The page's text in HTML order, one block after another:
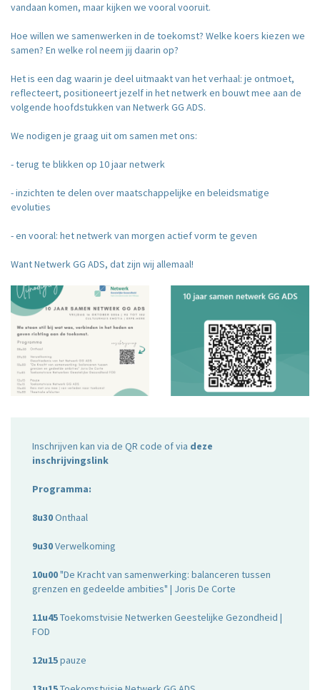
vandaan komen, maar kijken we vooral vooruit.
Hoe willen we samenwerken in de toekomst? Welke koers kiezen we
samen? En welke rol neem jij daarin op?
Het is een dag waarin je deel uitmaakt van het verhaal: je ontmoet,
reflecteert, positioneert jezelf in het netwerk en bouwt mee aan de
volgende hoofdstukken van Netwerk GG ADS.
We nodigen je graag uit om samen met ons:
- terug te blikken op 10 jaar netwerk
- inzichten te delen over maatschappelijke en beleidsmatige
evoluties
- en vooral: het netwerk van morgen actief vorm te geven
Want Netwerk GG ADS, dat zijn wij allemaal!
Inschrijven kan via de QR code of via deze
inschrijvingslink
Programma:
8u30Onthaal
9u30Verwelkoming
10u00"De Kracht van samenwerking: balanceren tussen
grenzen en gedeelde ambities" | Joris De Corte
11u45Toekomstvisie Netwerken Geestelijke Gezondheid |
FOD
12u15pauze